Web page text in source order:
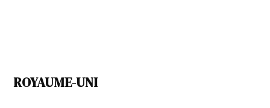
ROYAUME-UNI